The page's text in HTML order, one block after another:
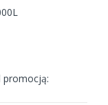
promocją: